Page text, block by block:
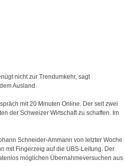
nicht zur Trendumkehr, sagt
Ausland.
mit 20 Minuten Online. Der seit zwei
der Schweizer Wirtschaft zu schaffen. Im
Schneider-Ammann von letzter Woche
mit Fingerzeig auf die UBS-Leitung. Der
möglichen Übernahmeversuchen aus